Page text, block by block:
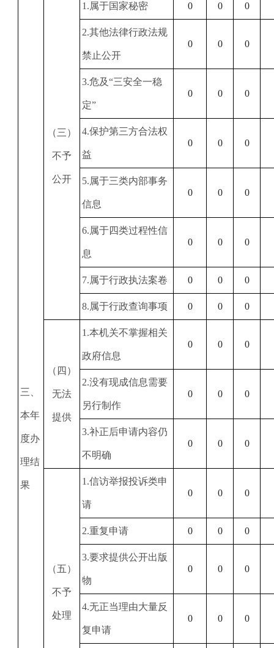
三、
本年
度办
理结
果
（三）
不予
公开
1 .属于国家秘密 0 0 0
2.其他法律行政法规
禁止公开
0 0 0
3.危及“三安全一稳
定”
0 0 0
4.保护第三方合法权
益
0 0 0
5.属于三类内部事务
信息
0 0 0
6.属于四类过程性信
息
0 0 0
7.属于行政执法案卷 0 0 0
8.属于行政查询事项 0 0 0
（四）
无法
提供
1 .本机关不掌握相关
政府信息
0 0 0
2.没有现成信息需要
另行制作
0 0 0
3.补正后申请内容仍
不明确
0 0 0
（五）
不予
处理
1 .信访举报投诉类申
请
0 0 0
2.重复申请 0 0 0
3.要求提供公开出版
物
0 0 0
4.无正当理由大量反
复申请
0 0 0